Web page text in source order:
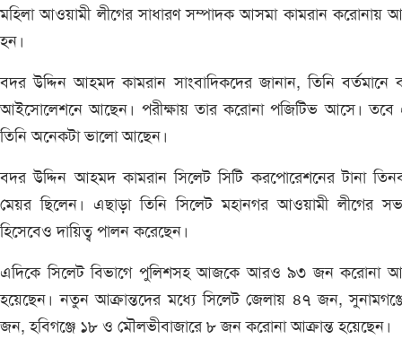
মহিলা আওয়ামী লীগের সাধারণ সম্পাদক আসমা কামরান করোনায়
হন।
বদর উদ্দিন আহমদ কামরান সাংবাদিকদের জানান, তিনি বর্তমানে
আইসোলেশনে আছেন। পরীক্ষায় তার করোনা পজিটিভ আসে।
তিনি অনেকটা ভালো আছেন।
বদর উদ্দিন আহমদ কামরান সিলেট সিটি করপোরেশনের টানা
মেয়র ছিলেন। এছাড়া তিনি সিলেট মহানগর আওয়ামী লীগের
হিসেবেও দায়িত্ব পালন করেছেন।
এদিকে সিলেট বিভাগে পুলিশসহ আজকে আরও ৯৩ জন করোনা
হয়েছেন। নতুন আক্রান্তদের মধ্যে সিলেট জেলায় ৪৭ জন,
জন, হবিগঞ্জে ১৮ ও মৌলভীবাজারে ৮ জন করোনা আক্রান্ত